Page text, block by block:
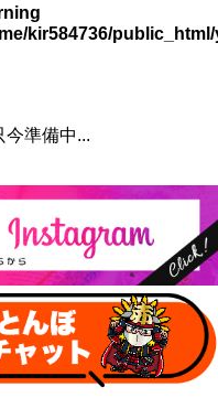
kir584736/
今準備中...